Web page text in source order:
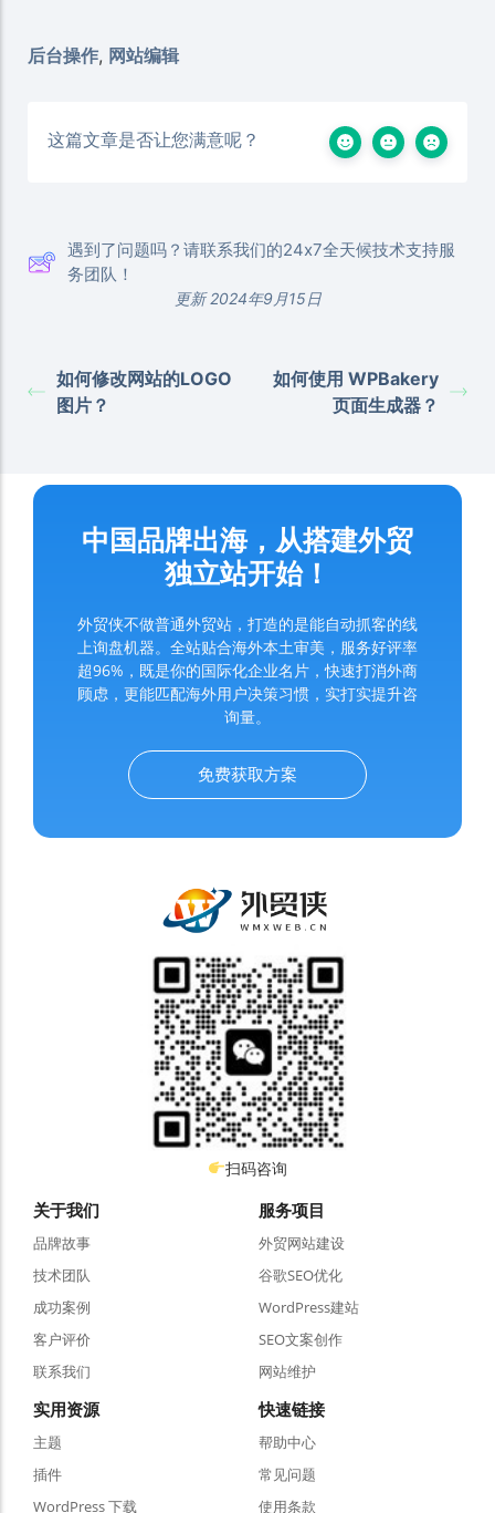
后台操作, 网站编辑
这篇文章是否让您满意呢？
遇到了问题吗？请联系我们的24x7全天候技术支持服
务团队！
更新 2024年9月15日
如何修改网站的LOGO
图片？
如何使用 WPBakery
页面生成器？
中国品牌出海，从搭建外贸
独立站开始！
外贸侠不做普通外贸站，打造的是能自动抓客的线
上询盘机器。全站贴合海外本土审美，服务好评率
超96%，既是你的国际化企业名片，快速打消外商
顾虑，更能匹配海外用户决策习惯，实打实提升咨
询量。
免费获取方案
扫码咨询
关于我们
品牌故事
技术团队
成功案例
客户评价
联系我们
服务项目
外贸网站建设
谷歌SEO优化
WordPress建站
SEO文案创作
网站维护
实用资源
主题
插件
WordPress 下载
快速链接
帮助中心
常见问题
使用条款